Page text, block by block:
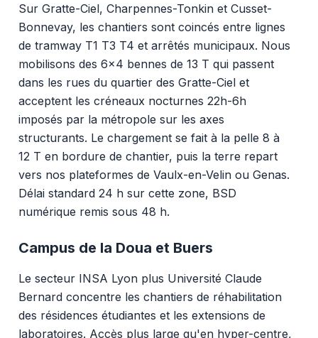
Sur Gratte-Ciel, Charpennes-Tonkin et Cusset-
Bonnevay, les chantiers sont coincés entre lignes
de tramway T1 T3 T4 et arrêtés municipaux. Nous
mobilisons des 6x4 bennes de 13 T qui passent
dans les rues du quartier des Gratte-Ciel et
acceptent les créneaux nocturnes 22h-6h
imposés par la métropole sur les axes
structurants. Le chargement se fait à la pelle 8 à
12 T en bordure de chantier, puis la terre repart
vers nos plateformes de Vaulx-en-Velin ou Genas.
Délai standard 24 h sur cette zone, BSD
numérique remis sous 48 h.
Campus de la Doua et Buers
Le secteur INSA Lyon plus Université Claude
Bernard concentre les chantiers de réhabilitation
des résidences étudiantes et les extensions de
laboratoires. Accès plus large qu'en hyper-centre,